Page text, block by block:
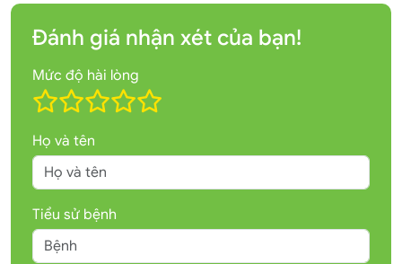
Đánh giá nhận xét của bạn!
Mức độ hài lòng
Họ và tên
Tiểu sử bệnh